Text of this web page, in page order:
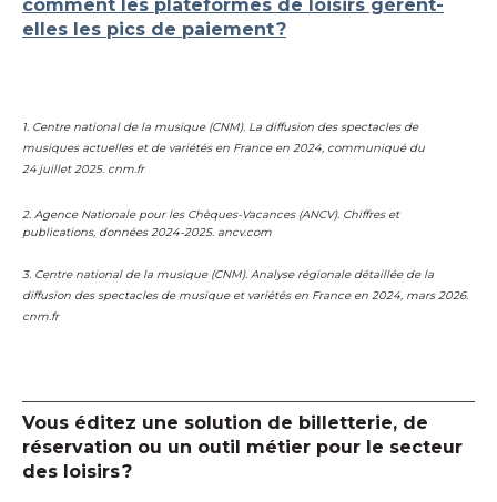
comment les plateformes de loisirs gèrent-
elles les pics de paiement?
1. Centre national de la musique (CNM). La diffusion des spectacles de
musiques actuelles et de variétés en France en 2024, communiqué du
24 juillet 2025. cnm.fr
2. Agence Nationale pour les Chèques-Vacances (ANCV). Chiffres et
publications, données 2024-2025. ancv.com
3. Centre national de la musique (CNM). Analyse régionale détaillée de la
diffusion des spectacles de musique et variétés en France en 2024, mars 2026.
cnm.fr
Vous éditez une solution de billetterie, de
réservation ou un outil métier pour le secteur
des loisirs?